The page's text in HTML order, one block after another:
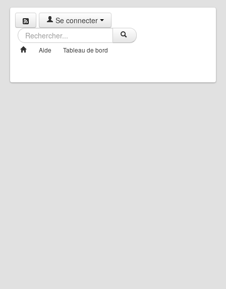
Se connecter
Aide Tableau de bord